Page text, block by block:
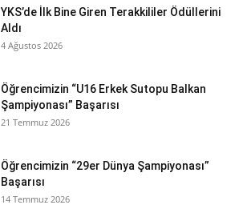
YKS’de İlk Bine Giren Terakkililer Ödüllerini
Aldı
4 Ağustos 2026
Öğrencimizin “U16 Erkek Sutopu Balkan
Şampiyonası” Başarısı
21 Temmuz 2026
Öğrencimizin “29er Dünya Şampiyonası”
Başarısı
14 Temmuz 2026